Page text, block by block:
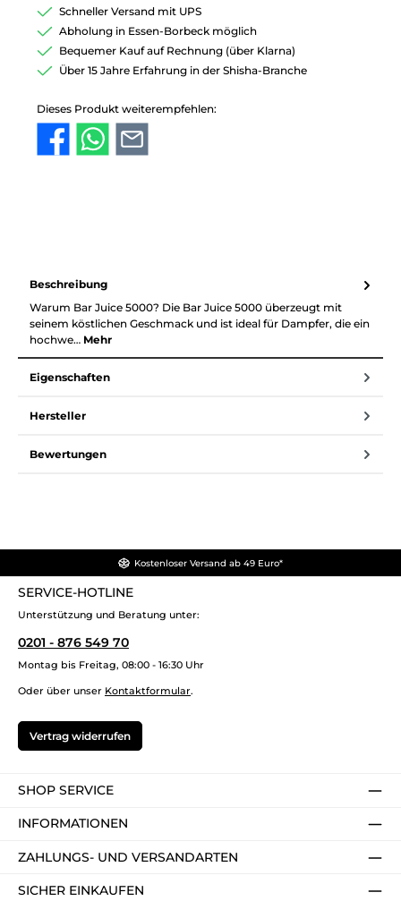
Schneller Versand mit UPS
Abholung in Essen-Borbeck möglich
Bequemer Kauf auf Rechnung (über Klarna)
Über 15 Jahre Erfahrung in der Shisha-Branche
Dieses Produkt weiterempfehlen:
Beschreibung
Warum Bar Juice 5000? Die Bar Juice 5000 überzeugt mit
seinem köstlichen Geschmack und ist ideal für Dampfer, die ein
hochwe… Mehr
Eigenschaften
Hersteller
Bewertungen
Kostenloser Versand ab 49 Euro*
SERVICE-HOTLINE
Unterstützung und Beratung unter:
0201 - 876 549 70
Montag bis Freitag, 08:00 - 16:30 Uhr
Oder über unser Kontaktformular.
Vertrag widerrufen
SHOP SERVICE
INFORMATIONEN
ZAHLUNGS- UND VERSANDARTEN
SICHER EINKAUFEN